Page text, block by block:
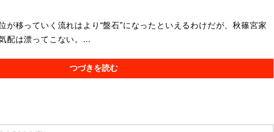
移っていく流れはより“盤石”になったといえるわけだが、秋篠宮家
配は漂ってこない。...
つづきを読む